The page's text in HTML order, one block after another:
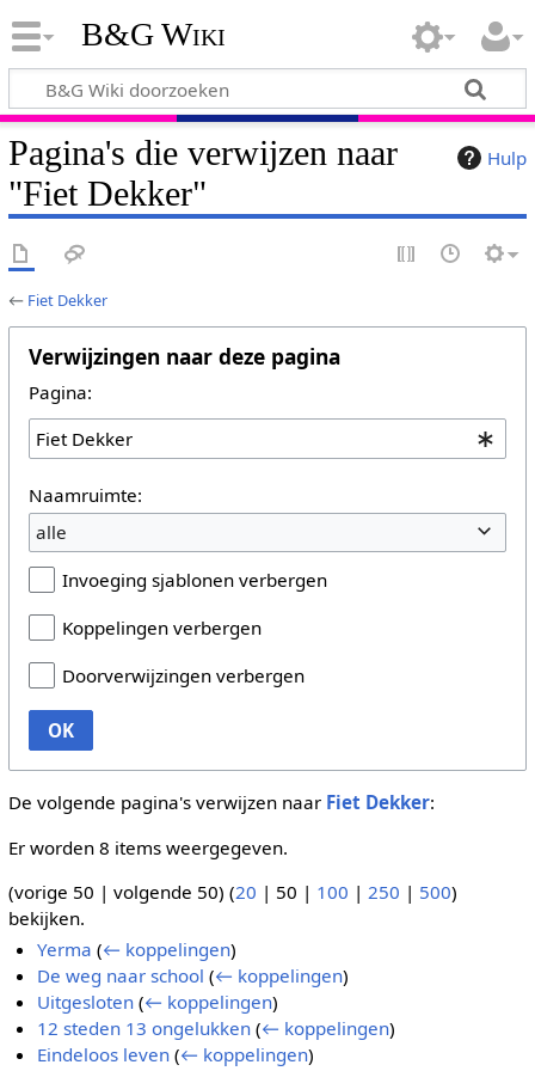
B&G Wiki
Hulp
Pagina's die verwijzen naar
"Fiet Dekker"
← Fiet Dekker
Verwijzingen naar deze pagina
Pagina:
Naamruimte:
alle
Invoeging sjablonen verbergen
Koppelingen verbergen
Doorverwijzingen verbergen
OK
De volgende pagina's verwijzen naar Fiet Dekker:
Er worden 8 items weergegeven.
(vorige 50 | volgende 50) (20 | 50 | 100 | 250 | 500)
bekijken.
Yerma (← koppelingen)
De weg naar school (← koppelingen)
Uitgesloten (← koppelingen)
12 steden 13 ongelukken (← koppelingen)
Eindeloos leven (← koppelingen)